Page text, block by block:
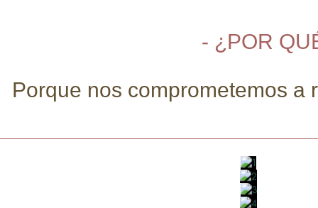
- ¿POR
Porque nos comprometemos a